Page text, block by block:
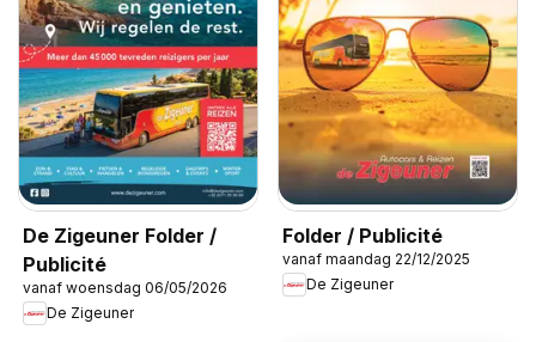
De Zigeuner Folder /
Publicité
vanaf woensdag 06/05/2026
De Zigeuner
Folder / Publicité
vanaf maandag 22/12/2025
De Zigeuner